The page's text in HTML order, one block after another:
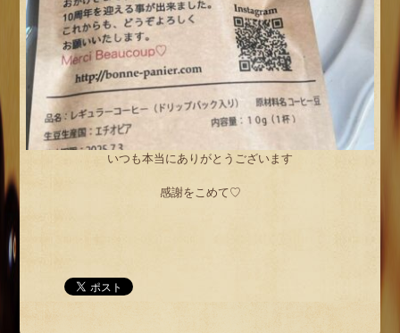
いつも本当にありがとうございます
感謝をこめて♡